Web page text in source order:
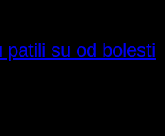
patili su od bolesti